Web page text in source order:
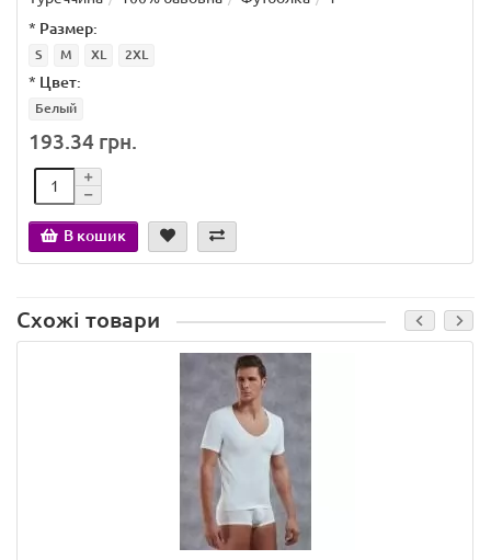
* Размер:
S M XL 2XL
* Цвет:
Белый
193.34 грн.
В кошик
Схожі товари